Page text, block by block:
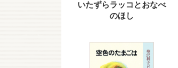
いたずらラッコとおなべ
のほし